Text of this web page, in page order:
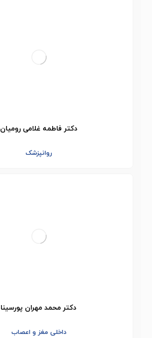
دکتر فاطمه غلامی رومیان
روانپزشک
دکتر محمد مهران پورسینا
داخلی مغز و اعصاب